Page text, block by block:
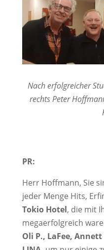
Nach erfolgreicher
rechts Peter
PR:
Herr Hoffmann, Sie
jeder Menge Hits,
Tokio Hotel, die mit
megaerfolgreich
Oli P., LaFee,